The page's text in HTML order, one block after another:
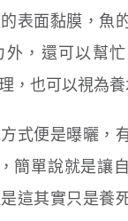
表面黏膜，魚
外，還可以幫
，也可以視為養
式便是曝曬，
簡單說就是讓
這其實只是養